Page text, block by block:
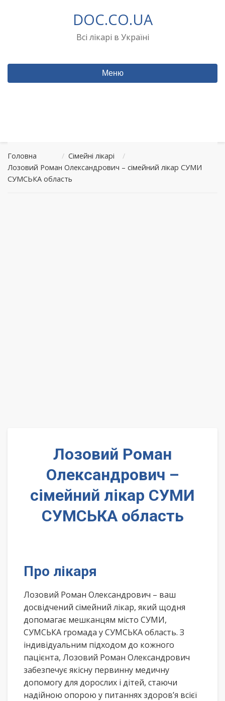
DOC.CO.UA
Всі лікарі в Україні
Меню
Головна / Сімейні лікарі
/
Лозовий Роман Олександрович – сімейний лікар СУМИ
СУМСЬКА область
Лозовий Роман
Олександрович –
сімейний лікар СУМИ
СУМСЬКА область
Про лікаря
Лозовий Роман Олександрович – ваш
досвідчений сімейний лікар, який щодня
допомагає мешканцям місто СУМИ,
СУМСЬКА громада у СУМСЬКА область. З
індивідуальним підходом до кожного
пацієнта, Лозовий Роман Олександрович
забезпечує якісну первинну медичну
допомогу для дорослих і дітей, стаючи
надійною опорою у питаннях здоров’я всієї